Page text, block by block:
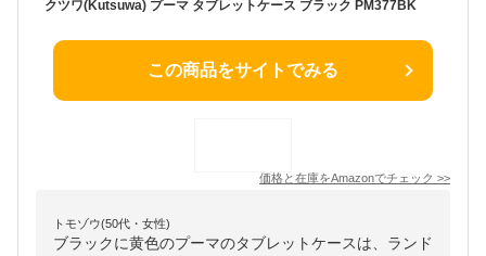
クツワ(Kutsuwa) プーマ タブレットケース ブラック PM377BK
この商品をサイトでみる
価格と在庫をAmazonでチェック >>
トモゾウ(50代・女性)
ブラックに黄色のプーマのタブレットケースは、ランド